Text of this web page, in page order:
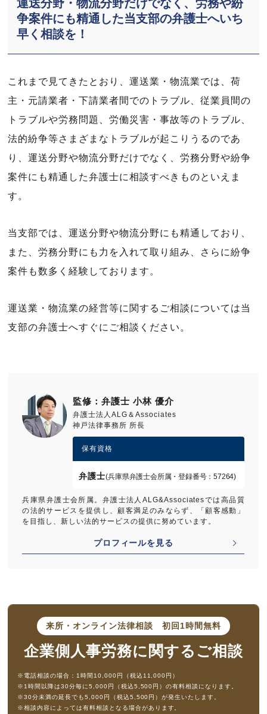
運送分野・物流分野だけでなく、労務や紛
争案件にも精通した当支部の弁護士へいち
早く相談を！
これまで見てきたとおり、運送業・物流業では、荷
主・元請業者・下請業者間でのトラブル、従業員間の
トラブルや労務問題、労働災害・事故等のトラブル、
法的紛争等さまざまなトラブルが起こりうるのであ
り、運送分野や物流分野だけでなく、労務分野や紛争
案件にも精通した弁護士に相談すべきものといえま
す。
当支部では、運送分野や物流分野にも精通しており、
また、労務分野にも力を入れて取り組み、さらに紛争
案件も数多く経験しております。
運送業・物流業の経営等に関するご相談については当
支部の弁護士へすぐにご相談ください。
監修：弁護士 小林 優介
弁護士法人ALG＆Associates
神戸法律事務所 所長
保有資格
弁護士(兵庫県弁護士会所属・登録番号：57264)
兵庫県弁護士会所属。弁護士法人ALG&Associatesでは高品質
の法的サービスを提供し、顧客満足のみならず、「顧客感動」
を目指し、新しい法的サービスの提供に努めています。
プロフィールを見る
来所・オンライン法律相談 初回1時間無料
企業側人事労務に 関するご相談
※電話相談の場合：1時間10,000円（税込11,000円）
※1時間以降は30分毎に5,000円（税込5,500円）の有料相談になります。
※30分未満の延長でも5,000円（税込5,500円）が発生いたします。
※相談内容によっては有料相談となる場合があります。